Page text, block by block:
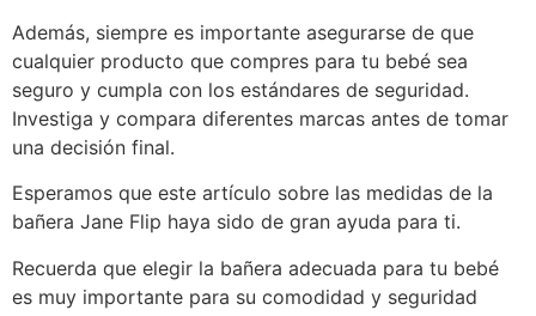
Además, siempre es importante asegurarse de que
cualquier producto que compres para tu bebé sea
seguro y cumpla con los estándares de seguridad.
Investiga y compara diferentes marcas antes de tomar
una decisión final.
Esperamos que este artículo sobre las medidas de la
bañera Jane Flip haya sido de gran ayuda para ti.
Recuerda que elegir la bañera adecuada para tu bebé
es muy importante para su comodidad y seguridad